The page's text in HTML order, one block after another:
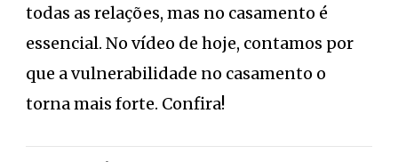
todas as relações, mas no casamento é
essencial. No vídeo de hoje, contamos por
que a vulnerabilidade no casamento o
torna mais forte. Confira!